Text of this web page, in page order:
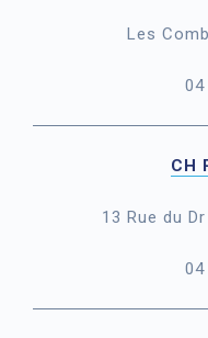
Les
CH
13 Rue du